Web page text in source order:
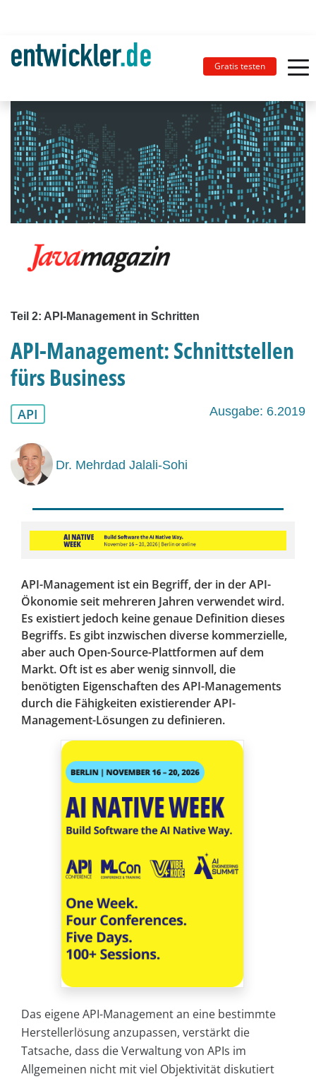
Gratis testen
Teil 2: API-Management in Schritten
API-Management: Schnittstellen
fürs Business
API Ausgabe: 6.2019
Dr. Mehrdad Jalali-Sohi
API-Management ist ein Begriff, der in der API-
Ökonomie seit mehreren Jahren verwendet wird.
Es existiert jedoch keine genaue Definition dieses
Begriffs. Es gibt inzwischen diverse kommerzielle,
aber auch Open-Source-Plattformen auf dem
Markt. Oft ist es aber wenig sinnvoll, die
benötigten Eigenschaften des API-Managements
durch die Fähigkeiten existierender API-
Management-Lösungen zu definieren.
Das eigene API-Management an eine bestimmte
Herstellerlösung anzupassen, verstärkt die
Tatsache, dass die Verwaltung von APIs im
Allgemeinen nicht mit viel Objektivität diskutiert